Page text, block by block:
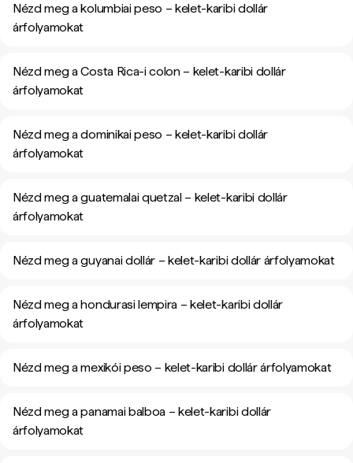
Nézd meg a kolumbiai peso – kelet-karibi dollár
árfolyamokat
Nézd meg a Costa Rica-i colon – kelet-karibi dollár
árfolyamokat
Nézd meg a dominikai peso – kelet-karibi dollár
árfolyamokat
Nézd meg a guatemalai quetzal – kelet-karibi dollár
árfolyamokat
Nézd meg a guyanai dollár – kelet-karibi dollár árfolyamokat
Nézd meg a hondurasi lempira – kelet-karibi dollár
árfolyamokat
Nézd meg a mexikói peso – kelet-karibi dollár árfolyamokat
Nézd meg a panamai balboa – kelet-karibi dollár
árfolyamokat